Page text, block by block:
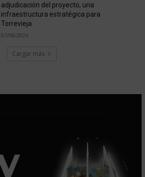
adjudicación del proyecto, una
infraestructura estratégica para
Torrevieja
07/08/2026
Cargar más